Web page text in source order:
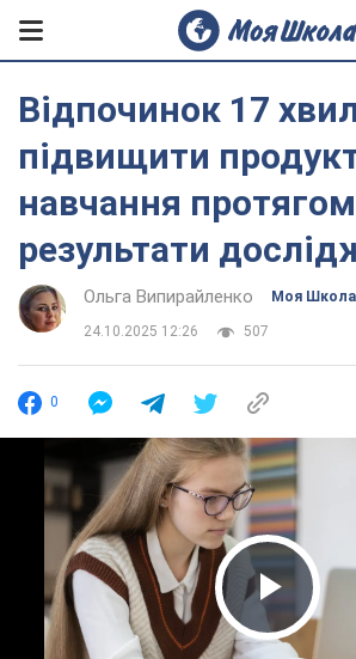
Відпочинок 17
підвищити
навчання
результати
Ольга Випирайленко Моя Школа
24.10.2025 12:26 507
0
Play